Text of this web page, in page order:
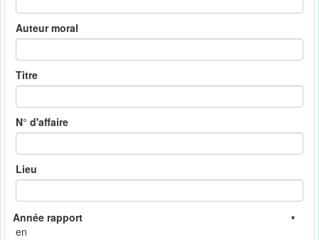
Auteur moral
Titre
N° d'affaire
Lieu
en